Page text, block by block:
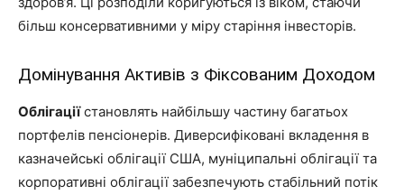
більш консервативними у міру старіння інвесторів.
Домінування Активів з Фіксованим Доходом
Облігаціїстановлять найбільшу частину багатьох
портфелів пенсіонерів. Диверсифіковані вкладення в
казначейські облігації США, муніципальні облігації та
корпоративні облігації забезпечують стабільний потік